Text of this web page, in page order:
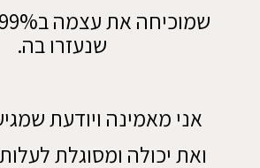
שנעזרו בה.
אני מאמינה ויודעת
ואת יכולה ומסוגלת